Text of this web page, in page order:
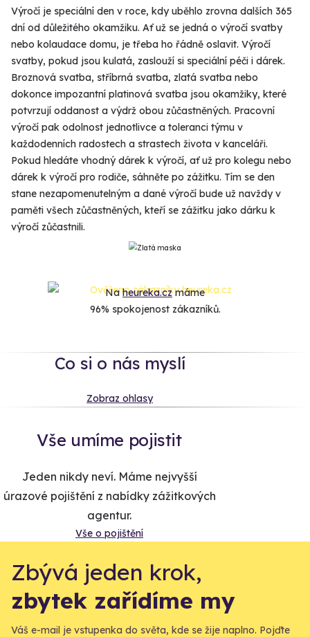
Výročí je speciální den v roce, kdy uběhlo zrovna dalších 365
dní od důležitého okamžiku. Ať už se jedná o výročí svatby
nebo kolaudace domu, je třeba ho řádně oslavit. Výročí
svatby, pokud jsou kulatá, zaslouží si speciální péči i dárek.
Broznová svatba, stříbrná svatba, zlatá svatba nebo
dokonce impozantní platinová svatba jsou okamžiky, které
potvrzují oddanost a výdrž obou zůčastněných. Pracovní
výročí pak odolnost jednotlivce a toleranci týmu v
každodenních radostech a strastech života v kanceláři.
Pokud hledáte vhodný dárek k výročí, ať už pro kolegu nebo
dárek k výročí pro rodiče, sáhněte po zážitku. Tím se den
stane nezapomenutelným a dané výročí bude už navždy v
paměti všech zůčastněných, kteří se zážitku jako dárku k
výročí zůčastnili.
Naheureka.czmáme
96% spokojenost zákazníků.
Co si o nás myslí
Zobraz ohlasy
Vše umíme pojistit
Jeden nikdy neví. Máme nejvyšší
úrazové pojištění z nabídky zážitkových
agentur.
Vše o pojištění
Zbývá jeden krok,
zbytek zařídíme my
Váš e-mail je vstupenka do světa, kde se žije naplno. Pojďte